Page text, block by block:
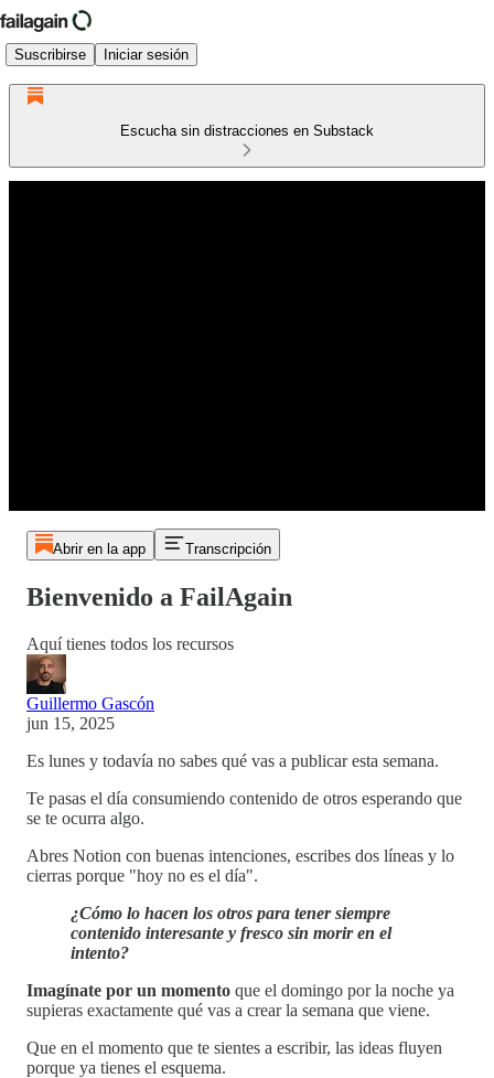
Suscribirse Iniciar sesión
Escucha sin distracciones en Substack
Abrir en la app Transcripción
Bienvenido a FailAgain
Aquí tienes todos los recursos
Guillermo Gascón
jun 15, 2025
Es lunes y todavía no sabes qué vas a publicar esta semana.
Te pasas el día consumiendo contenido de otros esperando que
se te ocurra algo.
Abres Notion con buenas intenciones, escribes dos líneas y lo
cierras porque "hoy no es el día".
¿Cómo lo hacen los otros para tener siempre
contenido interesante y fresco sin morir en el
intento?
Imagínate por un momento que el domingo por la noche ya
supieras exactamente qué vas a crear la semana que viene.
Que en el momento que te sientes a escribir, las ideas fluyen
porque ya tienes el esquema.